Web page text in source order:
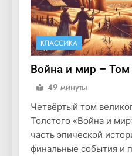
КЛАССИКА
Война и мир – Том
49 минуты
Четвёртый том
Толстого «Война и
часть эпической
финальные события и